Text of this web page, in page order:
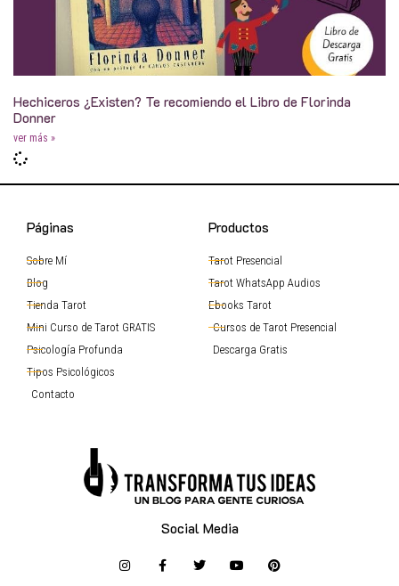
Hechiceros ¿Existen? Te recomiendo el Libro de Florinda
Donner
ver más »
Páginas
Sobre Mí
Blog
Tienda Tarot
Mini Curso de Tarot GRATIS
Psicología Profunda
Tipos Psicológicos
Contacto
Productos
Tarot Presencial
Tarot WhatsApp Audios
Ebooks Tarot
Cursos de Tarot Presencial
Descarga Gratis
Social Media